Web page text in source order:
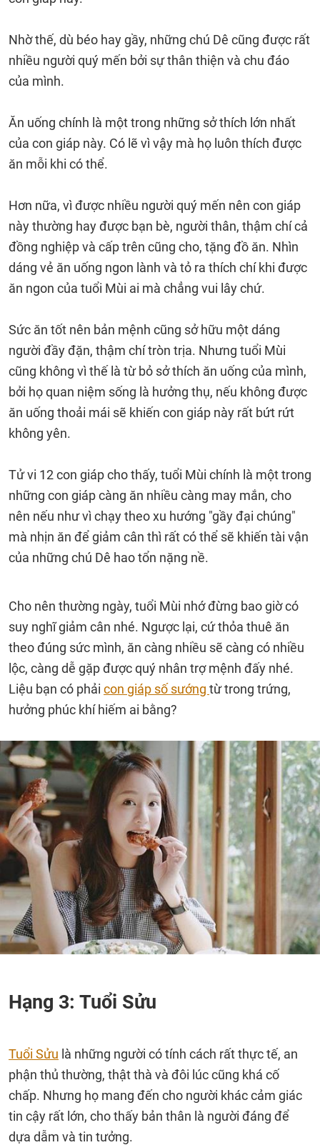
Nhờ thế, dù béo hay gầy, những chú Dê cũng được rất
nhiều người quý mến bởi sự thân thiện và chu đáo
của mình.
Ăn uống chính là một trong những sở thích lớn nhất
của con giáp này. Có lẽ vì vậy mà họ luôn thích được
ăn mỗi khi có thể.
Hơn nữa, vì được nhiều người quý mến nên con giáp
này thường hay được bạn bè, người thân, thậm chí cả
đồng nghiệp và cấp trên cũng cho, tặng đồ ăn. Nhìn
dáng vẻ ăn uống ngon lành và tỏ ra thích chí khi được
ăn ngon của tuổi Mùi ai mà chẳng vui lây chứ.
Sức ăn tốt nên bản mệnh cũng sở hữu một dáng
người đầy đặn, thậm chí tròn trịa. Nhưng tuổi Mùi
cũng không vì thế là từ bỏ sở thích ăn uống của mình,
bởi họ quan niệm sống là hưởng thụ, nếu không được
ăn uống thoải mái sẽ khiến con giáp này rất bứt rứt
không yên.
Tử vi 12 con giáp cho thấy, tuổi Mùi chính là một trong
những con giáp càng ăn nhiều càng may mắn, cho
nên nếu như vì chạy theo xu hướng "gầy đại chúng"
mà nhịn ăn để giảm cân thì rất có thể sẽ khiến tài vận
của những chú Dê hao tổn nặng nề.
Cho nên thường ngày, tuổi Mùi nhớ đừng bao giờ có
suy nghĩ giảm cân nhé. Ngược lại, cứ thỏa thuê ăn
theo đúng sức mình, ăn càng nhiều sẽ càng có nhiều
lộc, càng dễ gặp được quý nhân trợ mệnh đấy nhé.
Liệu bạn có phải con giáp số sướng từ trong trứng,
hưởng phúc khí hiếm ai bằng?
Hạng 3: Tuổi Sửu
Tuổi Sửu là những người có tính cách rất thực tế, an
phận thủ thường, thật thà và đôi lúc cũng khá cố
chấp. Nhưng họ mang đến cho người khác cảm giác
tin cậy rất lớn, cho thấy bản thân là người đáng để
dựa dẫm và tin tưởng.